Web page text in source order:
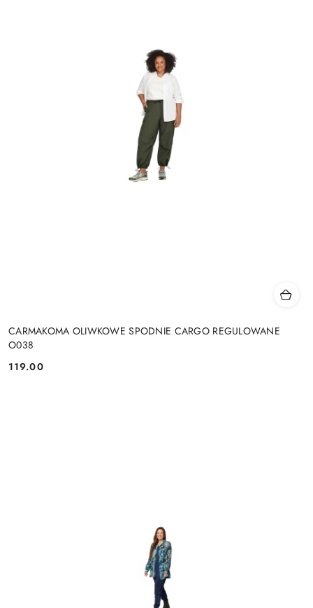
CARMAKOMA OLIWKOWE SPODNIE CARGO REGULOWANE
O038
Cena:
119.00